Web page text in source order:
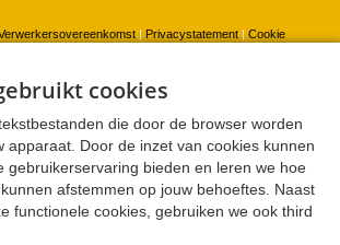
cookies
die door de browser worden
apparaat. Door de inzet van cookies kunnen
gebruikerservaring bieden en leren we hoe
afstemmen op jouw behoeftes. Naast
functionele cookies, gebruiken we ook third
Privacystatement
Cookie
Portfolio Contact
Facebook LinkedIn WeTransfer